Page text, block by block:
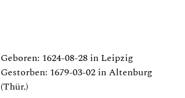
Geboren: 1624-08-28 in Leipzig
Gestorben: 1679-03-02 in Altenburg
(Thür.)